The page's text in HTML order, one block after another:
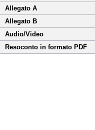
Allegato A
Allegato B
Audio/Video
Resoconto in formato PDF